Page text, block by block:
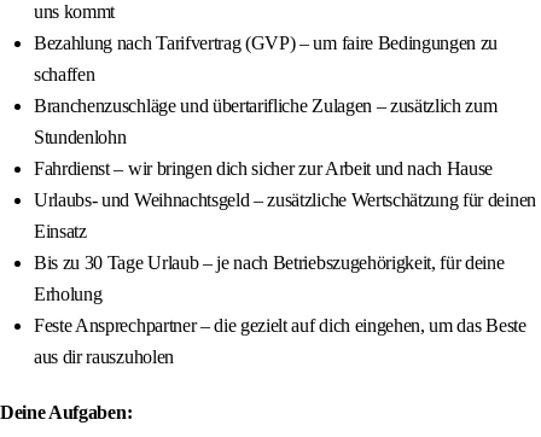
uns kommt
Bezahlung nach Tarifvertrag (GVP) – um faire Bedingungen zu
schaffen
Branchenzuschläge und übertarifliche Zulagen – zusätzlich zum
Stundenlohn
Fahrdienst – wir bringen dich sicher zur Arbeit und nach Hause
Urlaubs- und Weihnachtsgeld – zusätzliche Wertschätzung für deinen
Einsatz
Bis zu 30 Tage Urlaub – je nach Betriebszugehörigkeit, für deine
Erholung
Feste Ansprechpartner – die gezielt auf dich eingehen, um das Beste
aus dir rauszuholen
Deine Aufgaben: